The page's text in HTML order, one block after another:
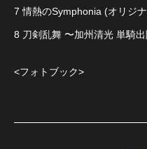
7 情熱のSymphonia (オリジ
8 刀剣乱舞 〜加州清光 単騎
<フォトブック>